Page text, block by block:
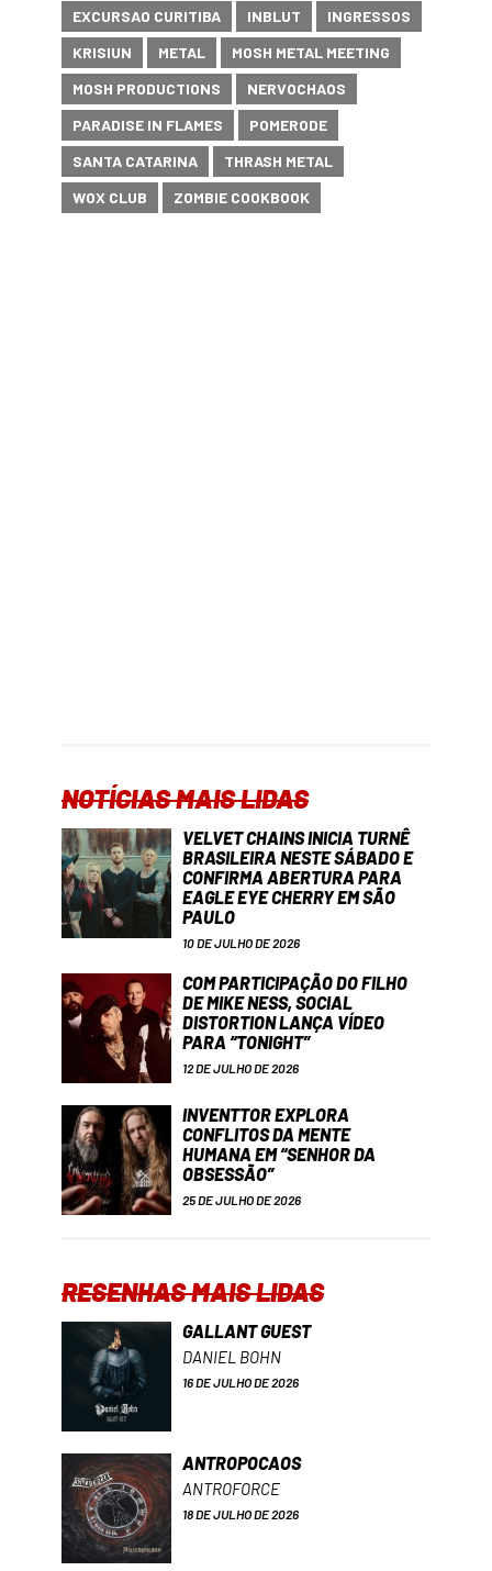
EXCURSAO CURITIBA
INBLUT
INGRESSOS
KRISIUN
METAL
MOSH METAL MEETING
MOSH PRODUCTIONS
NERVOCHAOS
PARADISE IN FLAMES
POMERODE
SANTA CATARINA
THRASH METAL
WOX CLUB
ZOMBIE COOKBOOK
NOTÍCIAS MAIS LIDAS
VELVET CHAINS INICIA TURNÊ
BRASILEIRA NESTE SÁBADO E
CONFIRMA ABERTURA PARA
EAGLE EYE CHERRY EM SÃO
PAULO
10 DE JULHO DE 2026
COM PARTICIPAÇÃO DO FILHO
DE MIKE NESS, SOCIAL
DISTORTION LANÇA VÍDEO
PARA “TONIGHT”
12 DE JULHO DE 2026
INVENTTOR EXPLORA
CONFLITOS DA MENTE
HUMANA EM “SENHOR DA
OBSESSÃO”
25 DE JULHO DE 2026
RESENHAS MAIS LIDAS
GALLANT GUEST
DANIEL BOHN
16 DE JULHO DE 2026
ANTROPOCAOS
ANTROFORCE
18 DE JULHO DE 2026